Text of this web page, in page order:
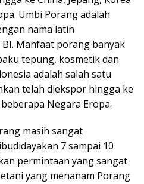
Umbi Porang adalah
nama latin
Manfaat porang banyak
tepung, kosmetik dan
adalah salah satu
telah diekspor hingga ke
Negara Eropa.
masih sangat
7 sampai 10
permintaan yang sangat
yang menanam Porang